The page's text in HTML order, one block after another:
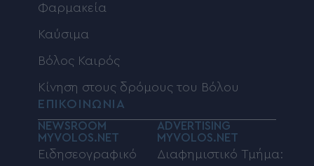
Φαρμακεία
Καύσιμα
Βόλος Καιρός
Κίνηση στους δρόμους του Βόλου
ΕΠΙΚΟΙΝΩΝΙΑ
NEWSROOM
MYVOLOS.NET
Ειδησεογραφικό
ADVERTISING
MYVOLOS.NET
Διαφημιστικό Τμήμα: